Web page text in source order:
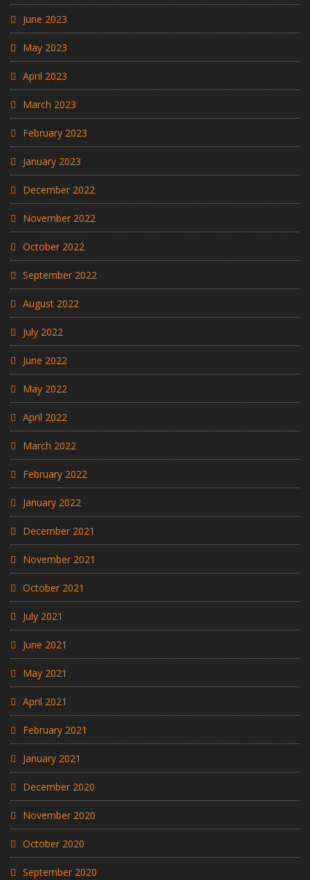
June 2023
May 2023
April 2023
March 2023
February 2023
January 2023
December 2022
November 2022
October 2022
September 2022
August 2022
July 2022
June 2022
May 2022
April 2022
March 2022
February 2022
January 2022
December 2021
November 2021
October 2021
July 2021
June 2021
May 2021
April 2021
February 2021
January 2021
December 2020
November 2020
October 2020
September 2020